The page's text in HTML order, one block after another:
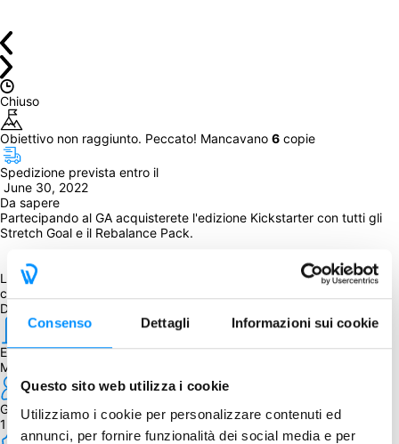
Consenso Dettagli Informazioni sui cookie
Questo sito web utilizza i cookie
Utilizziamo i cookie per personalizzare contenuti ed
annunci, per fornire funzionalità dei social media e per
Chiuso
Obiettivo non raggiunto. Peccato! Mancavano 6 copie
Spedizione prevista entro il
June 30, 2022
Da sapere
Partecipando al GA acquisterete l'edizione Kickstarter con tutti gli
Stretch Goal e il Rebalance Pack.
La percentuale di sconto è stata applicata al prezzo della
campagna più le spese di spedizione stimate dall'editore e l'Iva.
Dettagli
Editore
Maestro Media
Giocatori
1 - 4